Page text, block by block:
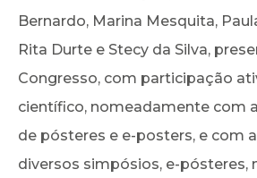
Bernardo, Marina Mesquita,
Rita Durte e Stecy da Silva,
Congresso, com participação
científico, nomeadamente com
de pósteres e e-posters, e com
diversos simpósios, e-pósteres,